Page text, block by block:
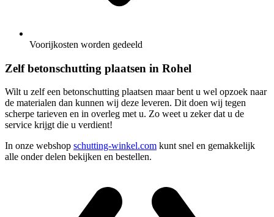
Voorijkosten worden gedeeld
Zelf betonschutting plaatsen in Rohel
Wilt u zelf een betonschutting plaatsen maar bent u wel opzoek naar
de materialen dan kunnen wij deze leveren. Dit doen wij tegen
scherpe tarieven en in overleg met u. Zo weet u zeker dat u de
service krijgt die u verdient!
In onze webshop schutting-winkel.com kunt snel en gemakkelijk
alle onder delen bekijken en bestellen.